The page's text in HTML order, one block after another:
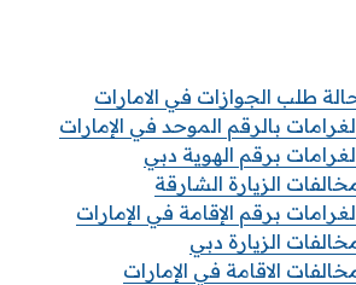
طلب الجوازات في الامارات
بالرقم الموحد في الإمارات
برقم الهوية دبي
الزيارة الشارقة
برقم الإقامة في الإمارات
الزيارة دبي
الاقامة في الإمارات